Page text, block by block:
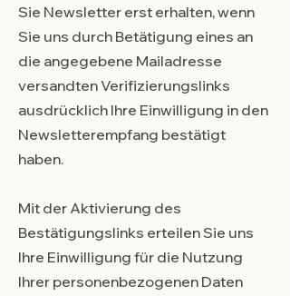
Sie Newsletter erst erhalten, wenn
Sie uns durch Betätigung eines an
die angegebene Mailadresse
versandten Verifizierungslinks
ausdrücklich Ihre Einwilligung in den
Newsletterempfang bestätigt
haben.
Mit der Aktivierung des
Bestätigungslinks erteilen Sie uns
Ihre Einwilligung für die Nutzung
Ihrer personenbezogenen Daten